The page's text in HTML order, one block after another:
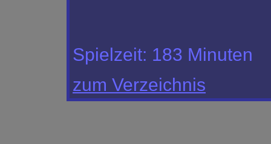
Spielzeit: 183 Minuten
zum Verzeichnis